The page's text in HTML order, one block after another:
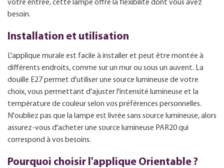
votre entrée, cette lampe offre la flexibilité dont vous avez
besoin.
Installation et utilisation
L'applique murale est facile à installer et peut être montée à
différents endroits, comme sur un mur ou sous un auvent. La
douille E27 permet d'utiliser une source lumineuse de votre
choix, vous permettant d'ajuster l'intensité lumineuse et la
température de couleur selon vos préférences personnelles.
N'oubliez pas que la lampe est livrée sans source lumineuse, alors
assurez-vous d'acheter une source lumineuse PAR20 qui
correspond à vos besoins.
Pourquoi choisir l'applique Orientable ?